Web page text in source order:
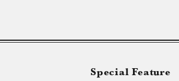
Special Feature